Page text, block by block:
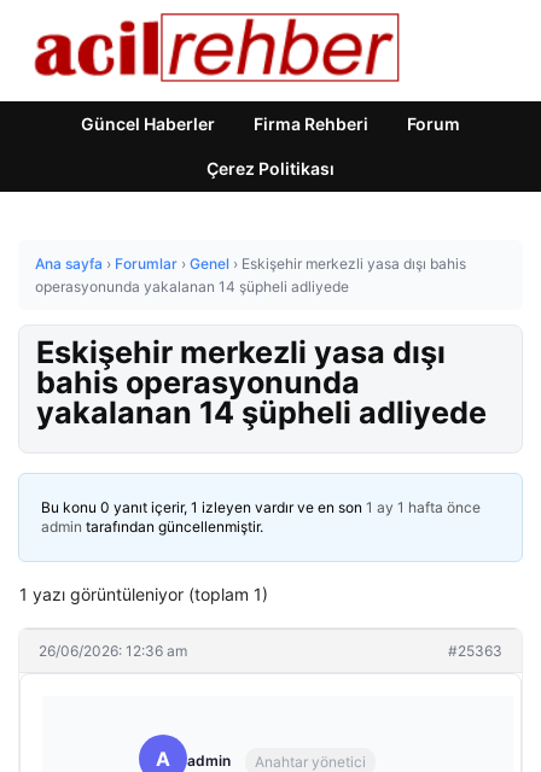
Güncel Haberler Firma Rehberi Forum
Çerez Politikası
Ana sayfa › Forumlar › Genel › Eskişehir merkezli yasa dışı bahis
operasyonunda yakalanan 14 şüpheli adliyede
Eskişehir merkezli yasa dışı
bahis operasyonunda
yakalanan 14 şüpheli adliyede
Bu konu 0 yanıt içerir, 1 izleyen vardır ve en son 1 ay 1 hafta önce
admin tarafından güncellenmiştir.
1 yazı görüntüleniyor (toplam 1)
26/06/2026: 12:36 am #25363
A admin Anahtar yönetici